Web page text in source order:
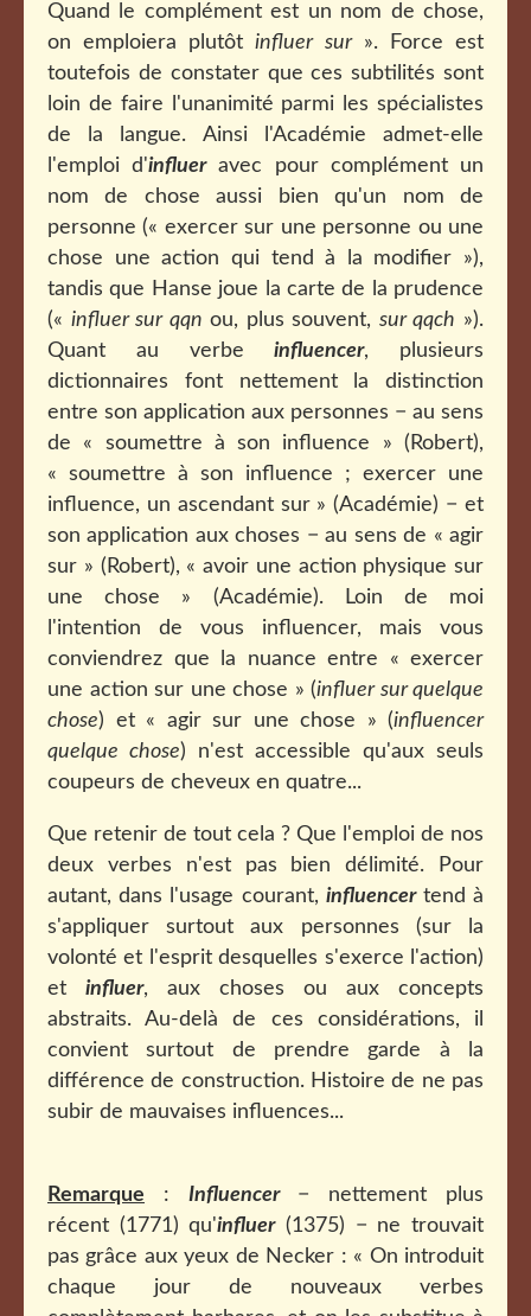
Quand le complément est un nom de chose,
on emploiera plutôtinfluer sur». Force est
toutefois de constater que ces subtilités sont
loin de faire l'unanimité parmi les spécialistes
de la langue. Ainsi l'Académie admet-elle
l'emploi d'influeravec pour complément un
nom de chose aussi bien qu'un nom de
personne (« exercer sur une personne ou une
chose une action qui tend à la modifier »),
tandis que Hanse joue la carte de la prudence
(« influer sur qqn ou, plus souvent, sur qqch »).
Quant au verbeinfluencer, plusieurs
dictionnaires font nettement la distinction
entre son application aux personnes − au sens
de « soumettre à son influence » (Robert),
« soumettre à son influence ; exercer une
influence, un ascendant sur » (Académie) − et
son application aux choses − au sens de « agir
sur » (Robert), « avoir une action physique sur
une chose » (Académie). Loin de moi
l'intention de vous influencer, mais vous
conviendrez que la nuance entre « exercer
une action sur une chose » (influer sur quelque
chose) et « agir sur une chose » (influencer
quelque chose) n'est accessible qu'aux seuls
coupeurs de cheveux en quatre...
Que retenir de tout cela ? Que l'emploi de nos
deux verbes n'est pas bien délimité. Pour
autant, dans l'usage courant, influencertend à
s'appliquer surtout aux personnes (sur la
volonté et l'esprit desquelles s'exerce l'action)
et influer, aux choses ou aux concepts
abstraits. Au-delà de ces considérations, il
convient surtout de prendre garde à la
différence de construction. Histoire de ne pas
subir de mauvaises influences...
Remarque : Influencer− nettement plus
récent (1771) qu'influer(1375) − ne trouvait
pas grâce aux yeux de Necker : « On introduit
chaque jour de nouveaux verbes